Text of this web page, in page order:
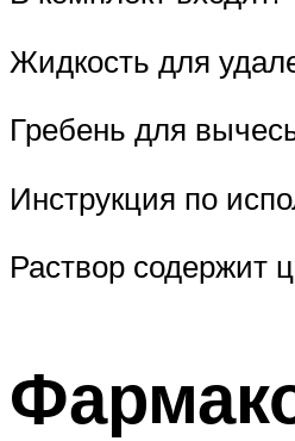
Жидкость для
Гребень для
Инструкция по
Раствор содержит